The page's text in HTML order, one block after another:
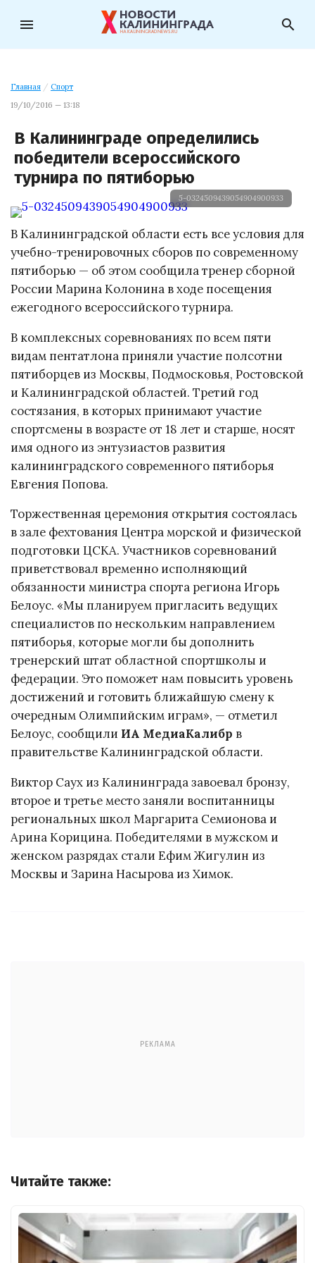
menu search
Главная / Спорт
19/10/2016 — 13:18
В Калининграде определились
победители всероссийского
турнира по пятиборью
5-0324509439054904900933
В Калининградской области есть все условия для
учебно-тренировочных сборов по современному
пятиборью — об этом сообщила тренер сборной
России Марина Колонина в ходе посещения
ежегодного всероссийского турнира.
В комплексных соревнованиях по всем пяти
видам пентатлона приняли участие полсотни
пятиборцев из Москвы, Подмосковья, Ростовской
и Калининградской областей. Третий год
состязания, в которых принимают участие
спортсмены в возрасте от 18 лет и старше, носят
имя одного из энтузиастов развития
калининградского современного пятиборья
Евгения Попова.
Торжественная церемония открытия состоялась
в зале фехтования Центра морской и физической
подготовки ЦСКА. Участников соревнований
приветствовал временно исполняющий
обязанности министра спорта региона Игорь
Белоус. «Мы планируем пригласить ведущих
специалистов по нескольким направлением
пятиборья, которые могли бы дополнить
тренерский штат областной спортшколы и
федерации. Это поможет нам повысить уровень
достижений и готовить ближайшую смену к
очередным Олимпийским играм», — отметил
Белоус, сообщили ИА МедиаКалибр в
правительстве Калининградской области.
Виктор Саух из Калининграда завоевал бронзу,
второе и третье место заняли воспитанницы
региональных школ Маргарита Семионова и
Арина Корицина. Победителями в мужском и
женском разрядах стали Ефим Жигулин из
Москвы и Зарина Насырова из Химок.
РЕКЛАМА
Читайте также: